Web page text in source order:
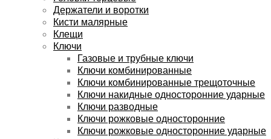
Держатели и воротки
Кисти малярные
Клещи
Ключи
Газовые и трубные ключи
Ключи комбинированные
Ключи комбинированные трещоточные
Ключи накидные односторонние ударные
Ключи разводные
Ключи рожковые односторонние
Ключи рожковые односторонние ударные